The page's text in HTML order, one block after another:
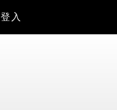
登入